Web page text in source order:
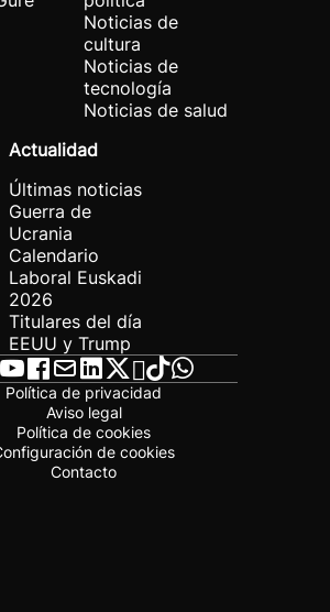
Noticias de
cultura
Noticias de
tecnología
Noticias de salud
Actualidad
Últimas noticias
Guerra de
Ucrania
Calendario
Laboral Euskadi
2026
Titulares del día
EEUU y Trump
Política de privacidad
Aviso legal
Política de cookies
de cookies
Contacto